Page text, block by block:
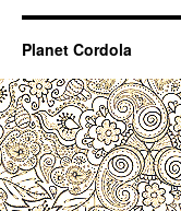
Planet Cordola